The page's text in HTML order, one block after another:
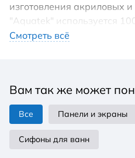
изготовления акриловых
"Aquatek" используется
сантехнический акрил
Смотреть всё
Вам так же может
Все Панели и экраны
Сифоны для ванн